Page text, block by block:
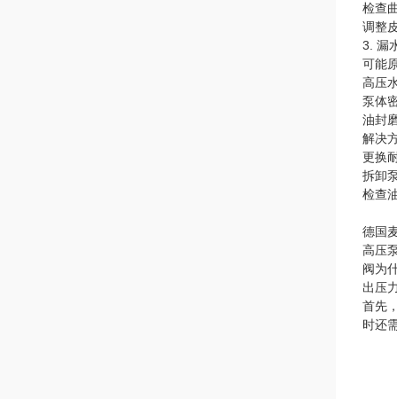
检查
调整
3. 漏
可能
高压
泵体
油封
解决
更换
拆卸
检查
德国
高压
阀为
出压
首先
时还